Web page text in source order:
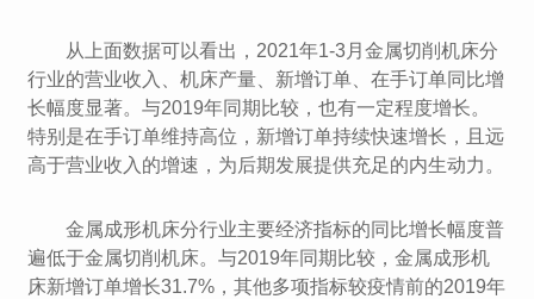
从上面数据可以看出，2021年1-3月金属切削机床分
行业的营业收入、机床产量、新增订单、在手订单同比增
长幅度显著。与2019年同期比较，也有一定程度增长。
特别是在手订单维持高位，新增订单持续快速增长，且远
高于营业收入的增速，为后期发展提供充足的内生动力。
金属成形机床分行业主要经济指标的同比增长幅度普
遍低于金属切削机床。与2019年同期比较，金属成形机
床新增订单增长31.7%，其他多项指标较疫情前的2019年